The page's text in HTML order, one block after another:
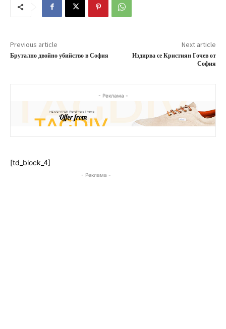
Previous article
Брутално двойно убийство в София
Next article
Издирва се Кристиян Гочев от
София
- Реклама -
[td_block_4]
- Реклама -